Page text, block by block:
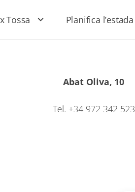
Tossa Planifica l’estada
Abat Oliva, 10
Tel. +34 972 342 523